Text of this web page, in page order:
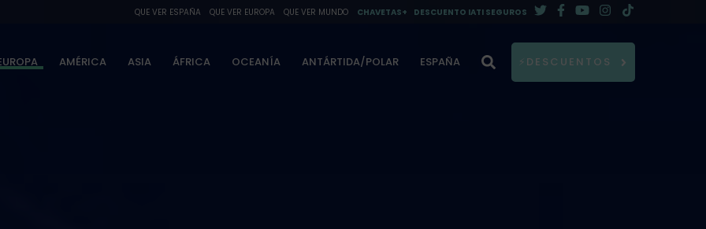
QUE VER ESPAÑA QUE VER EUROPA QUE VER MUNDO CHAVETAS+ DESCUENTO IATI SEGUROS
AMÉRICA ASIA ÁFRICA OCEANÍA ANTÁRTIDA/POLAR ESPAÑA ⚡DESCUENTOS